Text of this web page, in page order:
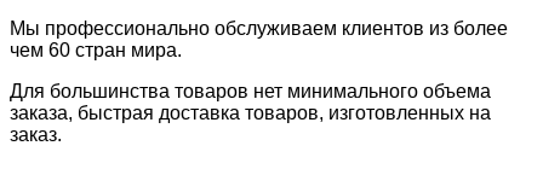
Мы профессионально обслуживаем клиентов из более
чем 60 стран мира.
Для большинства товаров нет минимального объема
заказа, быстрая доставка товаров, изготовленных на
заказ.